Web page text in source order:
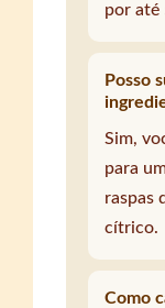
por até
Posso
Sim,
para
raspas
cítrico.
Como